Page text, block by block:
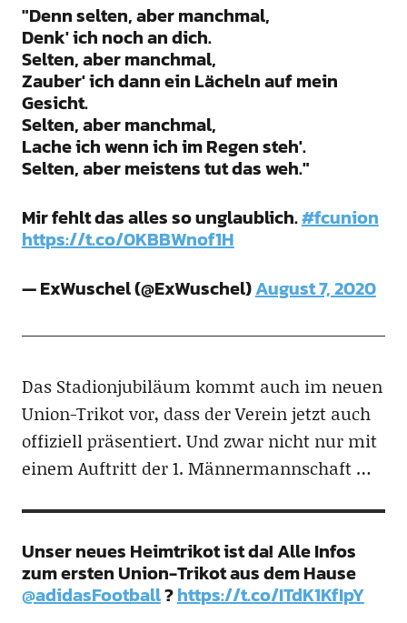
"Denn selten, aber manchmal,
Denk' ich noch an dich.
Selten, aber manchmal,
Zauber' ich dann ein Lächeln auf mein
Gesicht.
Selten, aber manchmal,
Lache ich wenn ich im Regen steh'.
Selten, aber meistens tut das weh."
Mir fehlt das alles so unglaublich.#fcunion
https://t.co/0KBBWnof1H
— ExWuschel (@ExWuschel)August 7, 2020
Das Stadionjubiläum kommt auch im neuen
Union-Trikot vor, dass der Verein jetzt auch
offiziell präsentiert. Und zwar nicht nur mit
einem Auftritt der 1. Männermannschaft …
Unser neues Heimtrikot ist da! Alle Infos
zum ersten Union-Trikot aus dem Hause
@adidasFootball?https://t.co/ITdK1KfIpY